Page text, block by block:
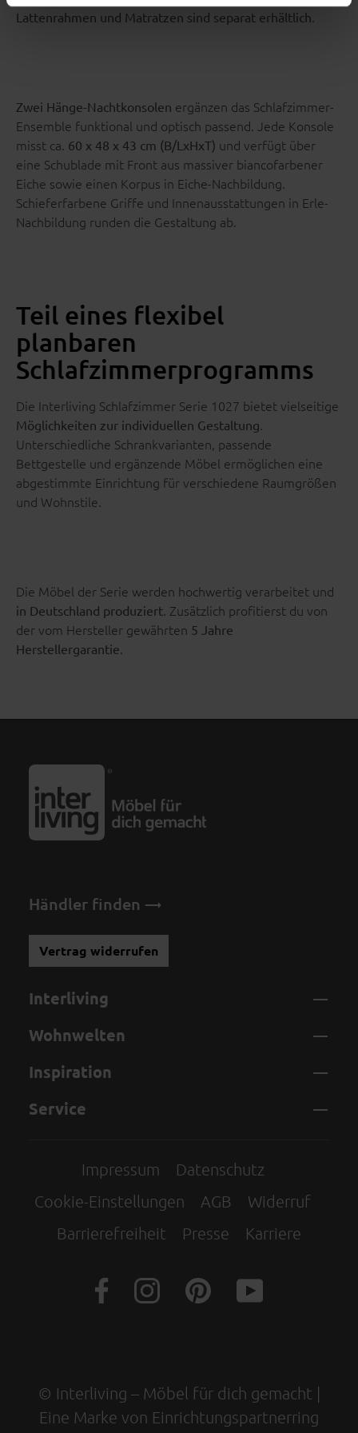
Lattenrahmen und Matratzen sind separat erhältlich.
Zwei Hänge-Nachtkonsolen ergänzen das Schlafzimmer-
Ensemble funktional und optisch passend. Jede Konsole
misst ca. 60 x 48 x 43 cm (B/LxHxT) und verfügt über
eine Schublade mit Front aus massiver biancofarbener
Eiche sowie einen Korpus in Eiche-Nachbildung.
Schieferfarbene Griffe und Innenausstattungen in Erle-
Nachbildung runden die Gestaltung ab.
Teil eines flexibel
planbaren
Schlafzimmerprogramms
Die Interliving Schlafzimmer Serie 1027 bietet vielseitige
Möglichkeiten zur individuellen Gestaltung.
Unterschiedliche Schrankvarianten, passende
Bettgestelle und ergänzende Möbel ermöglichen eine
abgestimmte Einrichtung für verschiedene Raumgrößen
und Wohnstile.
Die Möbel der Serie werden hochwertig verarbeitet und
in Deutschland produziert. Zusätzlich profitierst du von
der vom Hersteller gewährten 5 Jahre
Herstellergarantie.
Händler finden
Vertrag widerrufen
Interliving
Wohnwelten
Inspiration
Service
Impressum
Datenschutz
Cookie-Einstellungen
AGB
Widerruf
Barrierefreiheit
Presse Karriere
© Interliving – Möbel für dich gemacht |
Eine Marke von Einrichtungspartnerring